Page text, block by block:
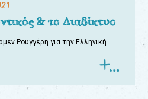
& το Διαδίκτυο
Ρουγγέρη για την Ελληνική